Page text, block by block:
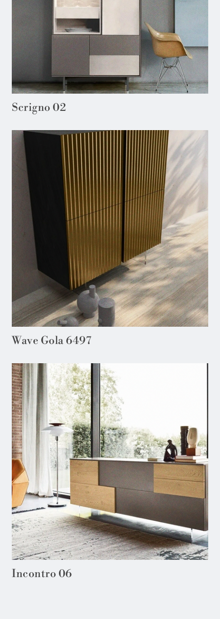
Scrigno 02
Wave Gola 6497
Incontro 06